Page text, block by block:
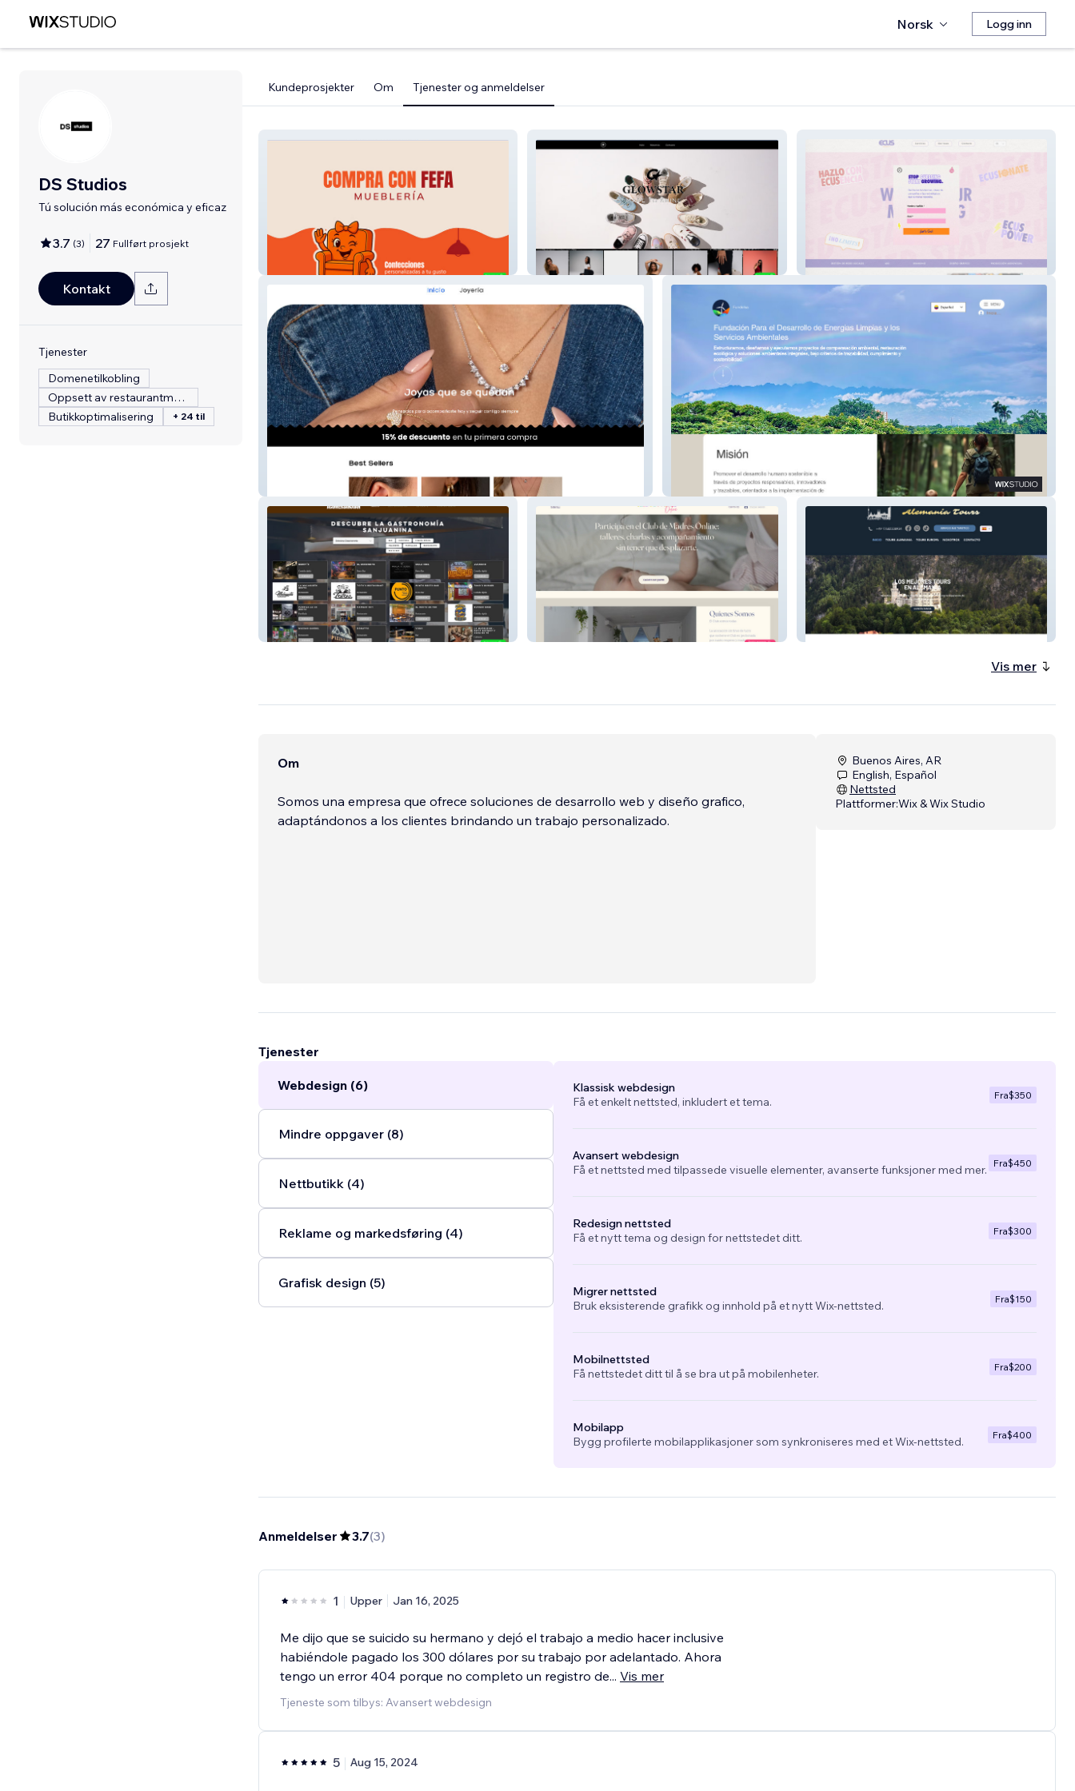
Norsk Logg inn
DS Studios
Tú solución más económica y eficaz
3.7 (3) 27 Fullført prosjekt
Kontakt
Tjenester
Domenetilkobling
Oppsett av restaurantmeny
Butikkoptimalisering
+ 24 til
Kundeprosjekter Om Tjenester og anmeldelser
Muebleria Glowstar Ecus Agency
Fundelsa
acomersanjuan Club de Madres ONLINE Alemania Tours
Vis mer
Om
Somos una empresa que ofrece soluciones de desarrollo web y diseño grafico,
adaptándonos a los clientes brindando un trabajo personalizado.
Buenos Aires, AR
English, Español
Nettsted
Plattformer:Wix & Wix Studio
Tjenester
Webdesign (6)
Mindre oppgaver (8)
Nettbutikk (4)
Reklame og markedsføring (4)
Grafisk design (5)
Klassisk webdesign
Få et enkelt nettsted, inkludert et tema.
Fra$350
Avansert webdesign
Få et nettsted med tilpassede visuelle elementer, avanserte funksjoner med mer.
Fra$450
Redesign nettsted
Få et nytt tema og design for nettstedet ditt.
Fra$300
Migrer nettsted
Bruk eksisterende grafikk og innhold på et nytt Wix-nettsted.
Fra$150
Mobilnettsted
Få nettstedet ditt til å se bra ut på mobilenheter.
Fra$200
Mobilapp
Bygg profilerte mobilapplikasjoner som synkroniseres med et Wix-nettsted.
Fra$400
Anmeldelser 3.7(3)
1 Upper Jan 16, 2025
Me dijo que se suicido su hermano y dejó el trabajo a medio hacer inclusive
habiéndole pagado los 300 dólares por su trabajo por adelantado. Ahora
tengo un error 404 porque no completo un registro de... Vis mer
Tjeneste som tilbys: Avansert webdesign
5 Aug 15, 2024